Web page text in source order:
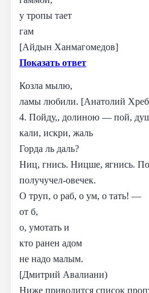
у тропы тает
гам
[Айдын Ханмагомедов]
Показать ответ
Козла мылю,
ламы любили. [Анатолий
4. Пойду,, долиною — пой,
кали, искри, жаль
Горда ль даль?
Ниц, гнись. Ницше, ягнись.
получучел-овечек.
О труп, о раб, о ум, о тать! —
от б,
о, умотать и
кто ранен адом
не надо малым.
[Дмитрий Авалиани)
Ниже приводится список